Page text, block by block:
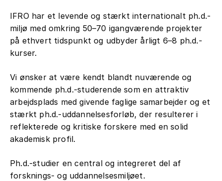
IFRO har et levende og stærkt internationalt ph.d.-
miljø med omkring 50–70 igangværende projekter
på ethvert tidspunkt og udbyder årligt 6–8 ph.d.-
kurser.
Vi ønsker at være kendt blandt nuværende og
kommende ph.d.-studerende som en attraktiv
arbejdsplads med givende faglige samarbejder og et
stærkt ph.d.-uddannelsesforløb, der resulterer i
reflekterede og kritiske forskere med en solid
akademisk profil.
Ph.d.-studier en central og integreret del af
forsknings- og uddannelsesmiljøet.